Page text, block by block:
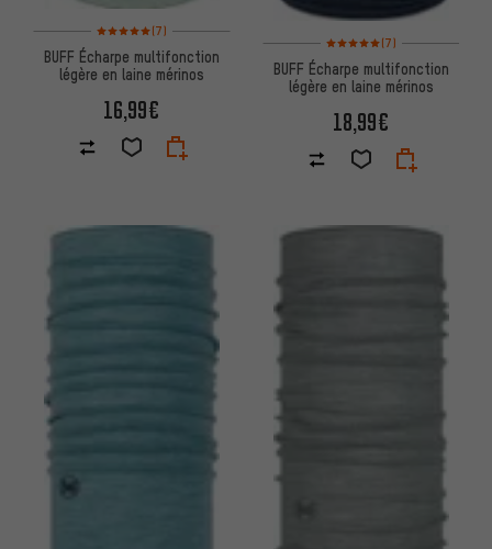
Note moyenne : 5 sur 5 d'après 7 avis
(7)
BUFF Écharpe multifonction
légère en laine mérinos
16,99€
Note moyenne : 5 sur 5
(7)
BUFF Écharpe multifonction
légère en laine mérinos
18,99€